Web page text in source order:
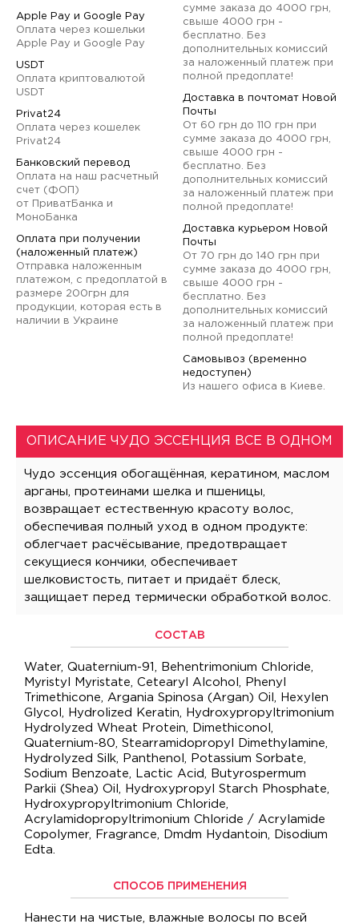
Apple Pay и Google Pay
Оплата через кошельки
Apple Pay и Google Pay
USDT
Оплата криптовалютой
USDT
Privat24
Оплата через кошелек
Privat24
Банковский перевод
Оплата на наш расчетный
счет (ФОП)
от ПриватБанка и
МоноБанка
Оплата при получении
(наложенный платеж)
Отправка наложенным
платежом, с предоплатой в
размере 200грн для
продукции, которая есть в
наличии в Украине
сумме заказа до 4000 грн,
свыше 4000 грн -
бесплатно. Без
дополнительных комиссий
за наложенный платеж при
полной предоплате!
Доставка в почтомат Новой
Почты
От 60 грн до 110 грн при
сумме заказа до 4000 грн,
свыше 4000 грн -
бесплатно. Без
дополнительных комиссий
за наложенный платеж при
полной предоплате!
Доставка курьером Новой
Почты
От 70 грн до 140 грн при
сумме заказа до 4000 грн,
свыше 4000 грн -
бесплатно. Без
дополнительных комиссий
за наложенный платеж при
полной предоплате!
Самовывоз (временно
недоступен)
Из нашего офиса в Киеве.
ОПИСАНИЕ ЧУДО ЭССЕНЦИЯ ВСЕ В ОДНОМ
Чудо эссенция обогащённая, кератином, маслом
арганы, протеинами шелка и пшеницы,
возвращает естественную красоту волос,
обеспечивая полный уход в одном продукте:
облегчает расчёсывание, предотвращает
секущиеся кончики, обеспечивает
шелковистость, питает и придаёт блеск,
защищает перед термически обработкой волос.
СОСТАВ
Water, Quaternium-91, Behentrimonium Chloride,
Myristyl Myristate, Cetearyl Alcohol, Phenyl
Trimethicone, Argania Spinosa (Argan) Oil, Hexylen
Glycol, Hydrolized Keratin, Hydroxypropyltrimonium
Hydrolyzed Wheat Protein, Dimethiconol,
Quaternium-80, Stearramidopropyl Dimethylamine,
Hydrolyzed Silk, Panthenol, Potassium Sorbate,
Sodium Benzoate, Lactic Acid, Butyrospermum
Parkii (Shea) Oil, Hydroxypropyl Starch Phosphate,
Hydroxypropyltrimonium Chloride,
Acrylamidopropyltrimonium Chloride / Acrylamide
Copolymer, Fragrance, Dmdm Hydantoin, Disodium
Edta.
СПОСОБ ПРИМЕНЕНИЯ
Нанести на чистые, влажные волосы по всей